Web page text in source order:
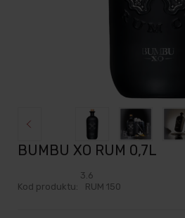
BUMBU XO RUM 0,7L
3.6
Kod produktu:
RUM 150